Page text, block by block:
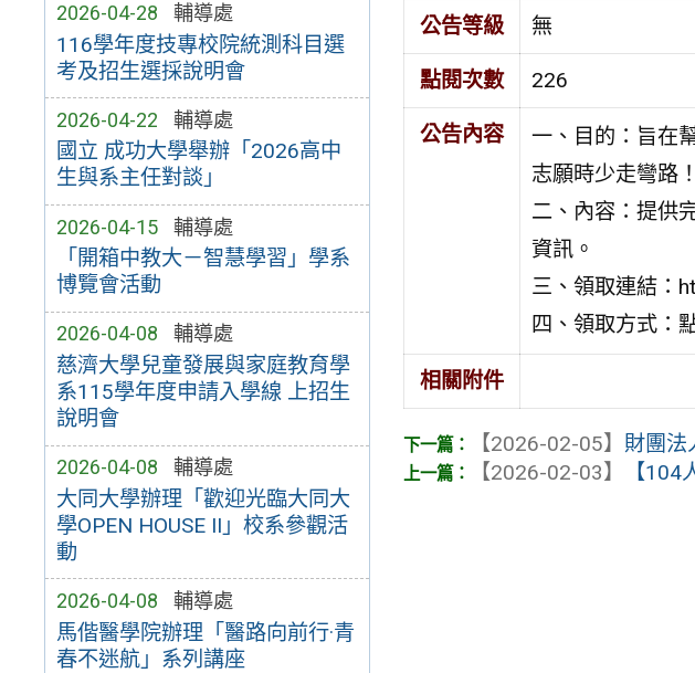
2026-04-28 輔導處
116學年度技專校院統測科目選
考及招生選採說明會
2026-04-22 輔導處
國立 成功大學舉辦「2026高中
生與系主任對談」
2026-04-15 輔導處
「開箱中教大－智慧學習」學系
博覽會活動
2026-04-08 輔導處
慈濟大學兒童發展與家庭教育學
系115學年度申請入學線 上招生
說明會
2026-04-08 輔導處
大同大學辦理「歡迎光臨大同大
學OPEN HOUSE II」校系參觀活
動
2026-04-08 輔導處
馬偕醫學院辦理「醫路向前行·青
春不迷航」系列講座
公告等級 無
點閱次數 226
公告內容
一、目的：旨在
志願時少走彎路！
二、內容：提供
資訊。
三、領取連結：
四、領取方式：
相關附件
【2026-02-05】 財團法
【2026-02-03】
【